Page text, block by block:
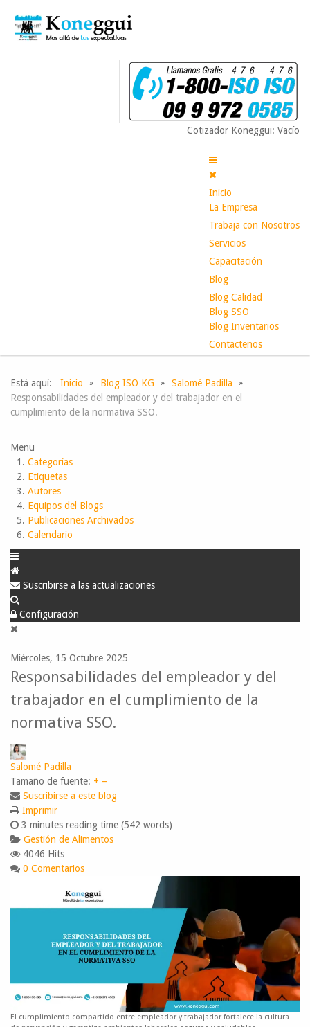
Cotizador Koneggui: Vacío
Inicio
La Empresa
Trabaja con Nosotros
Servicios
Capacitación
Blog
Blog Calidad
Blog SSO
Blog Inventarios
Contactenos
Está aquí: Inicio Blog ISO KG
Salomé Padilla
Responsabilidades del empleador y del trabajador en el
cumplimiento de la normativa SSO.
Menu
Categorías
Etiquetas
Autores
Equipos del Blogs
Publicaciones Archivados
Calendario
Suscribirse a las actualizaciones
Configuración
Miércoles, 15 Octubre 2025
Responsabilidades del empleador y del
trabajador en el cumplimiento de la
normativa SSO.
Salomé Padilla
Tamaño de fuente: + –
Suscribirse a este blog
Imprimir
3 minutes reading time (542 words)
Gestión de Alimentos
4046 Hits
0 Comentarios
El cumplimiento compartido entre empleador y trabajador fortalece la cultura